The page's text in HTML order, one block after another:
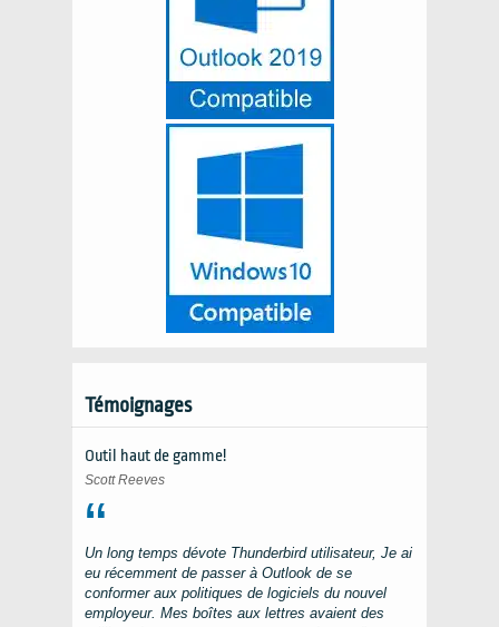
Témoignages
Outil haut de gamme!
Scott Reeves
Un long temps dévote Thunderbirdutilisateur, Je ai
eu récemment de passer à Outlook de se
conformer aux politiques de logiciels du nouvel
employeur. Mes boîtes aux lettres avaient des